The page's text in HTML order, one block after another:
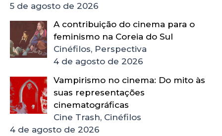
5 de agosto de 2026
A contribuição do cinema para o
feminismo na Coreia do Sul
Cinéfilos, Perspectiva
4 de agosto de 2026
Vampirismo no cinema: Do mito às
suas representações
cinematográficas
Cine Trash, Cinéfilos
4 de agosto de 2026